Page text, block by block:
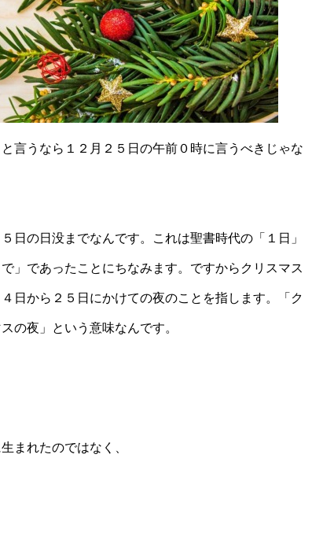
言うなら１２月２５日の午前０時に言うべきじゃな
日の日没までなんです。これは聖書時代の「１日」
」であったことにちなみます。ですからクリスマス
日から２５日にかけての夜のことを指します。「ク
の夜」という意味なんです。
まれたのではなく、